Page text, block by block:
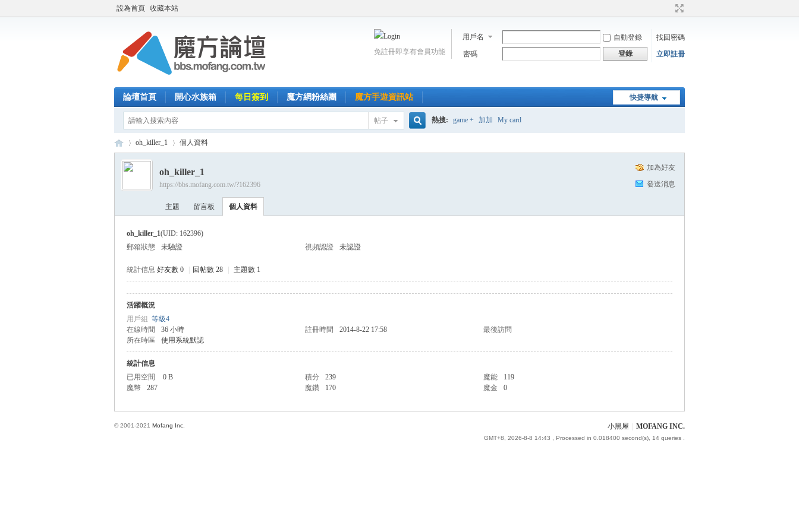
設為首頁 收藏本站
用戶名 自動登錄
找回密碼
密碼
登錄 立即註冊
免註冊即享有會員功能
快捷導航
論壇首頁 開心水族箱 每日簽到 魔方網粉絲團 魔方手遊資訊站
帖子 熱搜: game + 加加 My card
›
oh_killer_1 個人資料
加為好友
發送消息
oh_killer_1
https://bbs.mofang.com.tw/?162396
主題 留言板 個人資料
oh_killer_1(UID: 162396)
郵箱狀態
未驗證 視頻認證 未認證
統計信息 好友數 0 回帖數 28 主題數 1
活躍概況
用戶組 等級4
在線時間
36 小時 註冊時間 2014-8-22 17:58
最後訪問
所在時區
使用系統默認
統計信息
已用空間
0 B 積分 239 魔能
119
魔幣
287 魔鑽 170 魔金 0
小黑屋 MOFANG INC.
GMT+8, 2026-8-8 14:43 , Processed in 0.018400 second(s), 14 queries .
© 2001-2021 Mofang Inc.